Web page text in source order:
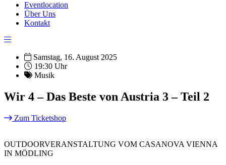
Eventlocation
Über Uns
Kontakt
Samstag, 16. August 2025
19:30 Uhr
Musik
Wir 4 – Das Beste von Austria 3 – Teil 2
Zum Ticketshop
OUTDOORVERANSTALTUNG VOM CASANOVA VIENNA
IN MÖDLING